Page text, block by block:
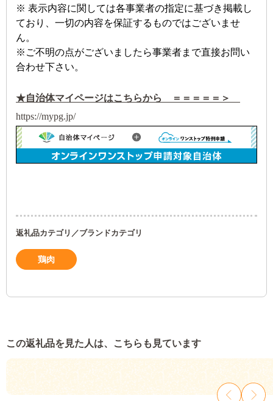
※ 表示内容に関しては各事業者の指定に基づき掲載し
ており、一切の内容を保証するものではございませ
ん。
※ご不明の点がございましたら事業者まで直接お問い
合わせ下さい。
★自治体マイページはこちらから ＝＝＝＝＝＞
https://mypg.jp/
返礼品カテゴリ／ブランドカテゴリ
鶏肉
この返礼品を見た人は、こちらも見ています